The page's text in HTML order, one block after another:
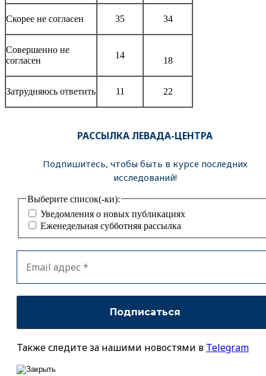
Скорее не согласен 35 34
Совершенно не
согласен
14
18
Затрудняюсь ответить 11 22
РАССЫЛКА ЛЕВАДА-ЦЕНТРА
Подпишитесь, чтобы быть в курсе последних
исследований!
Выберите список(-ки):
Уведомления о новых публикациях
Еженедельная субботняя рассылка
Также следите за нашими новостями в Telegram